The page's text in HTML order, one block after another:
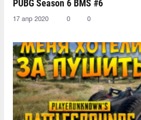
PUBG Season 6 BMS #6
17 апр 2020 0 0